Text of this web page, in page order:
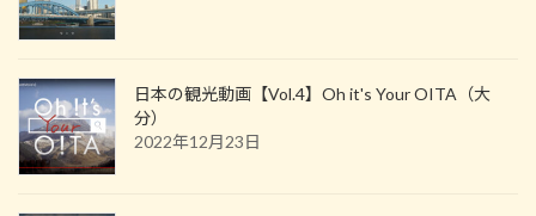
日本の観光動画【Vol.4】Oh it's Your OITA（大
分）
2022年12月23日